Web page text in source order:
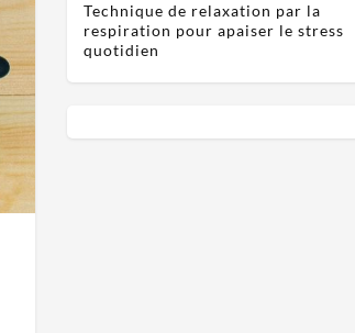
Technique de relaxation par la
respiration pour apaiser le stress
quotidien